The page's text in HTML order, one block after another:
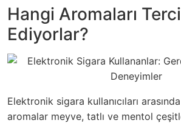
Hangi Aromaları
Ediyorlar?
Elektronik sigara kullanıcıları
aromalar meyve, tatlı ve mentol